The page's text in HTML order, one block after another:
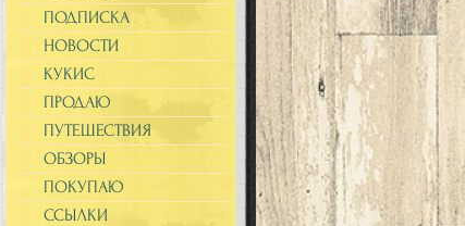
ПОДПИСКА
НОВОСТИ
КУКИС
ПРОДАЮ
ПУТЕШЕСТВИЯ
ОБЗОРЫ
ПОКУПАЮ
ССЫЛКИ